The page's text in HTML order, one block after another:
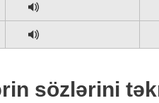
sözlərini